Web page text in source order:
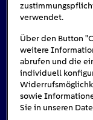
verwendet.
Über den Button
weitere
abrufen und die
individuell
sowie
Sie in unseren